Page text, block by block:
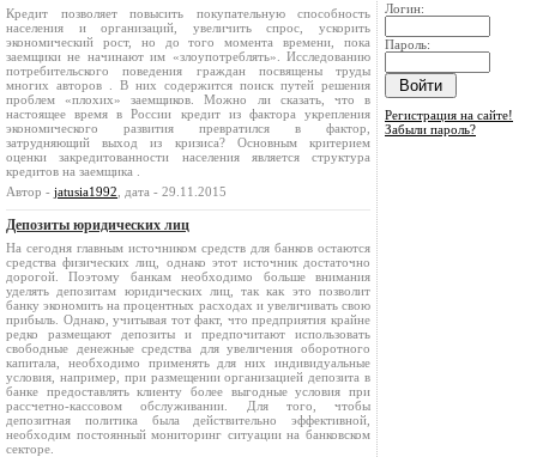
Кредит позволяет повысить покупательную способность
населения и организаций, увеличить спрос, ускорить
экономический рост, но до того момента времени, пока
заемщики не начинают им «злоупотреблять». Исследованию
потребительского поведения граждан посвящены труды
многих авторов . В них содержится поиск путей решения
проблем «плохих» заемщиков. Можно ли сказать, что в
настоящее время в России кредит из фактора укрепления
экономического развития превратился в фактор,
затрудняющий выход из кризиса? Основным критерием
оценки закредитованности населения является структура
кредитов на заемщика .
Автор - jatusia1992 , дата - 29.11.2015
Депозиты юридических лиц
На сегодня главным источником средств для банков остаются
средства физических лиц, однако этот источник достаточно
дорогой. Поэтому банкам необходимо больше внимания
уделять депозитам юридических лиц, так как это позволит
банку экономить на процентных расходах и увеличивать свою
прибыль. Однако, учитывая тот факт, что предприятия крайне
редко размещают депозиты и предпочитают использовать
свободные денежные средства для увеличения оборотного
капитала, необходимо применять для них индивидуальные
условия, например, при размещении организацией депозита в
банке предоставлять клиенту более выгодные условия при
рассчетно-кассовом обслуживании. Для того, чтобы
депозитная политика была действительно эффективной,
необходим постоянный мониторинг ситуации на банковском
секторе.
Логин:
Пароль:
Регистрация на сайте!
Забыли пароль?